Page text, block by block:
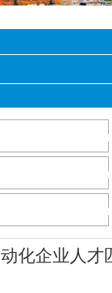
化企业人才